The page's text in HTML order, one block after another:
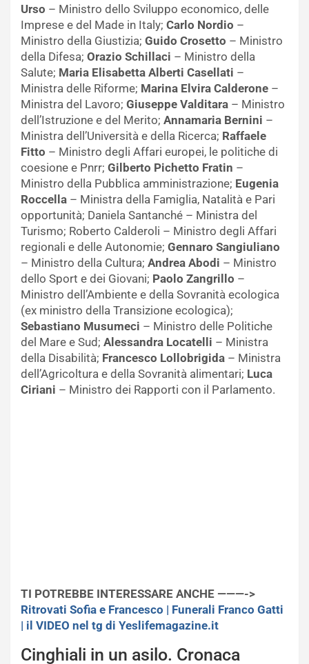
Urso – Ministro dello Sviluppo economico, delle
Imprese e del Made in Italy; Carlo Nordio –
Ministro della Giustizia; Guido Crosetto – Ministro
della Difesa; Orazio Schillaci – Ministro della
Salute; Maria Elisabetta Alberti Casellati –
Ministra delle Riforme; Marina Elvira Calderone –
Ministra del Lavoro; Giuseppe Valditara – Ministro
dell’Istruzione e del Merito; Annamaria Bernini –
Ministra dell’Università e della Ricerca; Raffaele
Fitto – Ministro degli Affari europei, le politiche di
coesione e Pnrr; Gilberto Pichetto Fratin –
Ministro della Pubblica amministrazione; Eugenia
Roccella – Ministra della Famiglia, Natalità e Pari
opportunità; Daniela Santanché – Ministra del
Turismo; Roberto Calderoli – Ministro degli Affari
regionali e delle Autonomie; Gennaro Sangiuliano
– Ministro della Cultura; Andrea Abodi – Ministro
dello Sport e dei Giovani; Paolo Zangrillo –
Ministro dell’Ambiente e della Sovranità ecologica
(ex ministro della Transizione ecologica);
Sebastiano Musumeci – Ministro delle Politiche
del Mare e Sud; Alessandra Locatelli – Ministra
della Disabilità; Francesco Lollobrigida – Ministra
dell’Agricoltura e della Sovranità alimentari; Luca
Ciriani – Ministro dei Rapporti con il Parlamento.
TI POTREBBE INTERESSARE ANCHE ———->
Ritrovati Sofia e Francesco | Funerali Franco Gatti
| il VIDEO nel tg di Yeslifemagazine.it
Cinghiali in un asilo. Cronaca